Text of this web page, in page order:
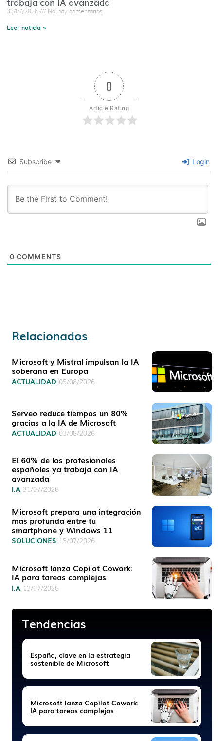
31/07/2026 No hay comentarios
Leer noticia »
0
Article Rating
Subscribe Login
0 COMMENTS
Relacionados
Microsoft y Mistral impulsan la IA
soberana en Europa
ACTUALIDAD 05/08/2026
Serveo reduce tiempos un 80%
gracias a la IA de Microsoft
ACTUALIDAD 03/08/2026
El 60% de los profesionales
españoles ya trabaja con IA
avanzada
I.A 31/07/2026
Microsoft prepara una integración
más profunda entre tu
smartphone y Windows 11
SOLUCIONES 15/07/2026
Microsoft lanza Copilot Cowork:
IA para tareas complejas
I.A 13/07/2026
Tendencias
España, clave en la estrategia
sostenible de Microsoft
Microsoft lanza Copilot Cowork:
IA para tareas complejas